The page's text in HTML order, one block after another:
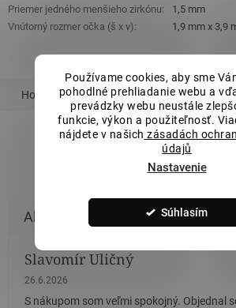
Používame cookies, aby sme
pohodlné prehliadanie webu a
prevádzky webu neustále
funkcie, výkon a použiteľnosť.
nájdete v našich zásadách
údajů
Nastavenie
Súhlasím
Priemer jedného menšieho zirkónu:
1,5 mm
Vnútorný rozmer očka (š x v): 1,9 mm x 3,9
Hodnotenie Podobný tovar Súvisiaci
ZOBRAZIŤ VŠETKY PODOBNÉ
Slavomír Uličný
Hodnotenie obchodu je 5 z 5 hviezdičiek.
26.6.2026
S nákupom som veľmi spokojný. Objednal